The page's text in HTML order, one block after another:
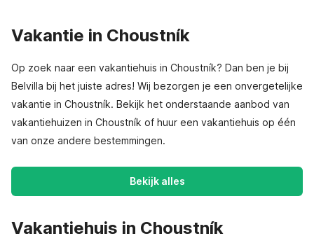
Vakantie in Choustník
Op zoek naar een vakantiehuis in Choustník? Dan ben je bij
Belvilla bij het juiste adres! Wij bezorgen je een onvergetelijke
vakantie in Choustník. Bekijk het onderstaande aanbod van
vakantiehuizen in Choustník of huur een vakantiehuis op één
van onze andere bestemmingen.
Bekijk alles
Vakantiehuis in Choustník